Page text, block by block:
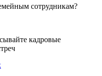
сотрудникам?
кадровые